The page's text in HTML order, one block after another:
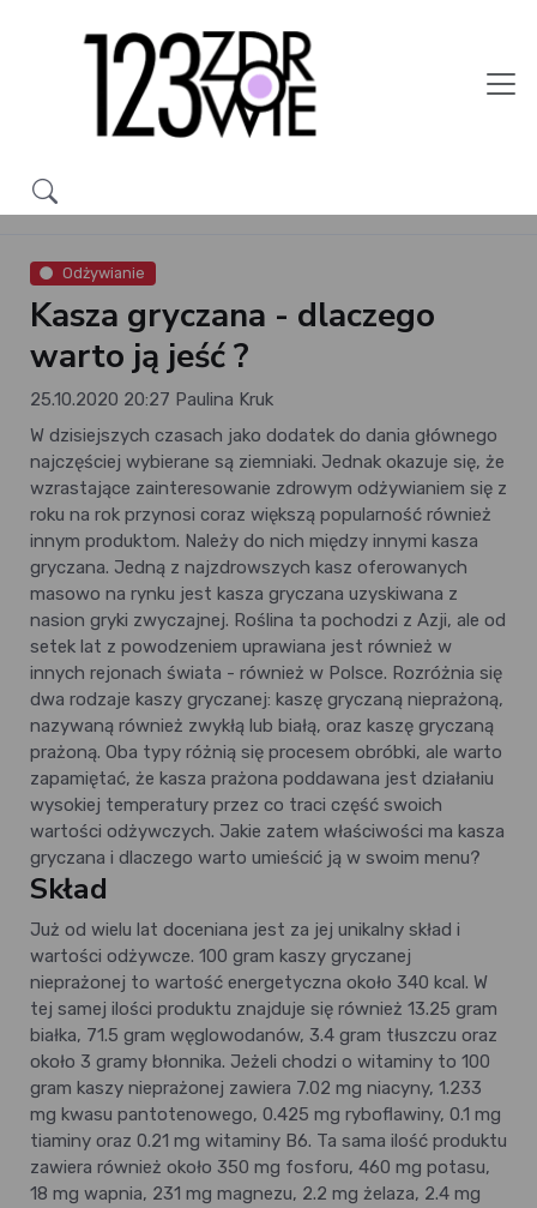
Odżywianie
Kasza gryczana - dlaczego
warto ją jeść ?
25.10.2020 20:27 Paulina Kruk
W dzisiejszych czasach jako dodatek do dania głównego
najczęściej wybierane są ziemniaki. Jednak okazuje się, że
wzrastające zainteresowanie zdrowym odżywianiem się z
roku na rok przynosi coraz większą popularność również
innym produktom. Należy do nich między innymi kasza
gryczana. Jedną z najzdrowszych kasz oferowanych
masowo na rynku jest kasza gryczana uzyskiwana z
nasion gryki zwyczajnej. Roślina ta pochodzi z Azji, ale od
setek lat z powodzeniem uprawiana jest również w
innych rejonach świata - również w Polsce. Rozróżnia się
dwa rodzaje kaszy gryczanej: kaszę gryczaną nieprażoną,
nazywaną również zwykłą lub białą, oraz kaszę gryczaną
prażoną. Oba typy różnią się procesem obróbki, ale warto
zapamiętać, że kasza prażona poddawana jest działaniu
wysokiej temperatury przez co traci część swoich
wartości odżywczych. Jakie zatem właściwości ma kasza
gryczana i dlaczego warto umieścić ją w swoim menu?
Skład
Już od wielu lat doceniana jest za jej unikalny skład i
wartości odżywcze. 100 gram kaszy gryczanej
nieprażonej to wartość energetyczna około 340 kcal. W
tej samej ilości produktu znajduje się również 13.25 gram
białka, 71.5 gram węglowodanów, 3.4 gram tłuszczu oraz
około 3 gramy błonnika. Jeżeli chodzi o witaminy to 100
gram kaszy nieprażonej zawiera 7.02 mg niacyny, 1.233
mg kwasu pantotenowego, 0.425 mg ryboflawiny, 0.1 mg
tiaminy oraz 0.21 mg witaminy B6. Ta sama ilość produktu
zawiera również około 350 mg fosforu, 460 mg potasu,
18 mg wapnia, 231 mg magnezu, 2.2 mg żelaza, 2.4 mg